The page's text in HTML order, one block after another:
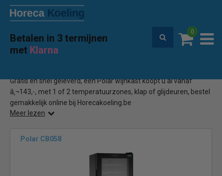
Betalen in 3 termijnen
met Klarna
0
Premium service en garantie
Home Polar wijnkast
Gratis en snel geleverd, een Polar wijnkast koopt u al vanaf
â‚¬143,-, met 1 of 2 temperatuurzones, klap of glijdeuren, bestel
gemakkelijk online bij Horecakoeling.be
Meer lezen
Polar CB058